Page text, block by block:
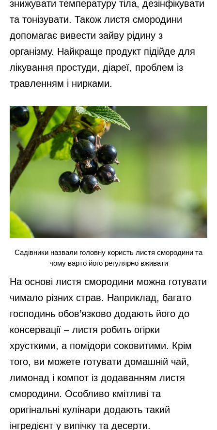
знижувати температуру тіла, дезінфікувати
та тонізувати. Також листя смородини
допомагає вивести зайву рідину з
організму. Найкраще продукт підійде для
лікування простуди, діареї, проблем із
травленням і нирками.
Садівники назвали головну користь листя смородини та
чому варто його регулярно вживати
На основі листя смородини можна готувати
чимало різних страв. Наприклад, багато
господинь обов’язково додають його до
консервації – листя робить огірки
хрусткими, а помідори соковитими. Крім
того, ви можете готувати домашній чай,
лимонад і компот із додаванням листя
смородини. Особливо кмітливі та
оригінальні кулінари додають такий
інгредієнт у випічку та десерти.